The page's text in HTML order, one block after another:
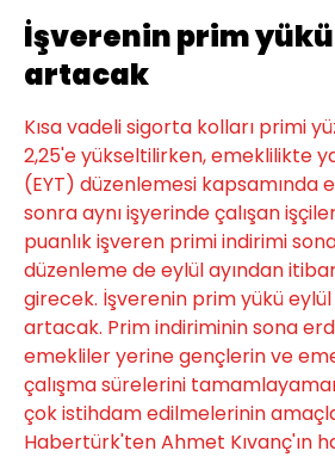
İşverenin prim
artacak
Kısa vadeli sigorta kolları primi
2,25'e yükseltilirken, emeklilikte
(EYT) düzenlemesi kapsamında
sonra aynı işyerinde çalışan
puanlık işveren primi indirimi
düzenleme de eylül ayından
girecek. İşverenin prim yükü
artacak. Prim indiriminin sona
emekliler yerine gençlerin ve
çalışma sürelerini
çok istihdam edilmelerinin
Habertürk'ten Ahmet Kıvanç'ın